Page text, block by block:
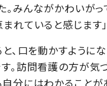
。みんながかわいがっ
れていると感じます
と、口を動かすように
。訪問看護の方が気
分にはわかることが